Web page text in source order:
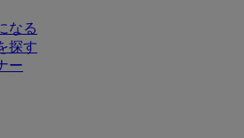
なる
探す
ー